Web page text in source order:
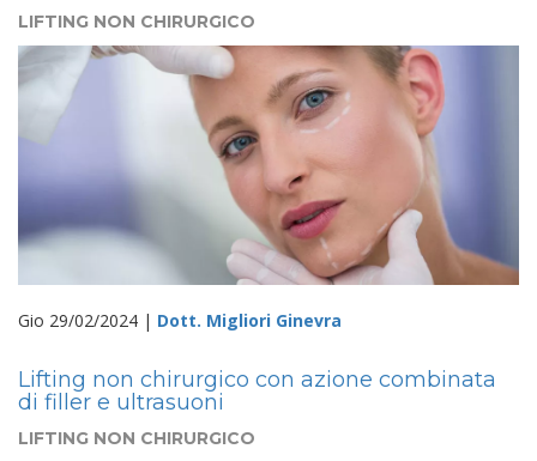
LIFTING NON CHIRURGICO
Gio 29/02/2024 | Dott. Migliori Ginevra
Lifting non chirurgico con azione combinata
di filler e ultrasuoni
LIFTING NON CHIRURGICO